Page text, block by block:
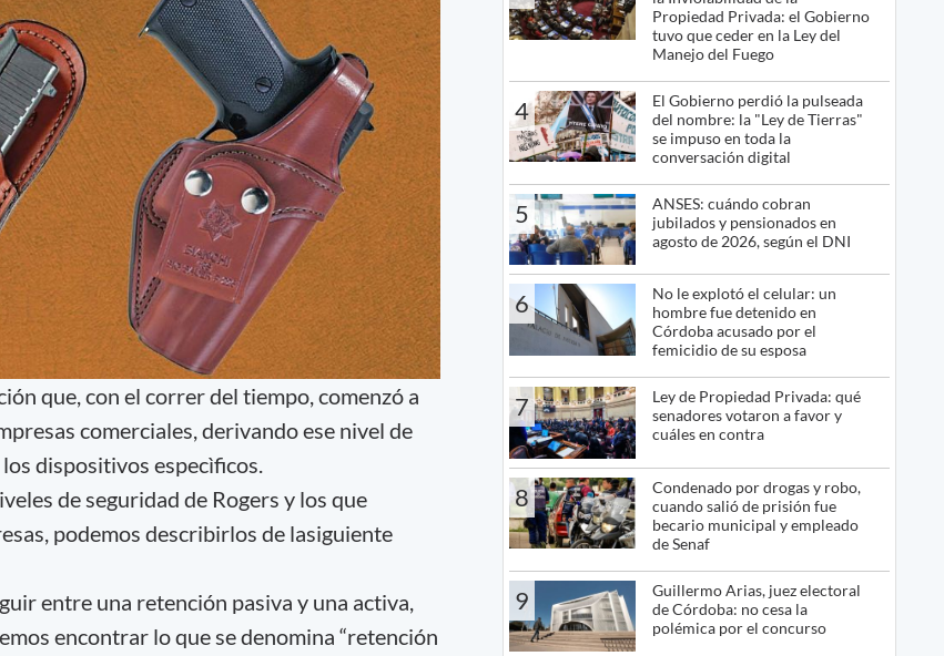
que, con el correr del tiempo, comenzó a
comerciales, derivando ese nivel de
dispositivos especìficos.
de seguridad de Rogers y los que
podemos describirlos de lasiguiente
entre una retención pasiva y una activa,
encontrar lo que se denomina “retención
Propiedad Privada: el Gobierno
tuvo que ceder en la Ley del
Manejo del Fuego
4
El Gobierno perdió la pulseada
del nombre: la "Ley de Tierras"
se impuso en toda la
conversación digital
5
ANSES: cuándo cobran
jubilados y pensionados en
agosto de 2026, según el DNI
6
No le explotó el celular: un
hombre fue detenido en
Córdoba acusado por el
femicidio de su esposa
7
Ley de Propiedad Privada: qué
senadores votaron a favor y
cuáles en contra
8
Condenado por drogas y robo,
cuando salió de prisión fue
becario municipal y empleado
de Senaf
9
Guillermo Arias, juez electoral
de Córdoba: no cesa la
polémica por el concurso